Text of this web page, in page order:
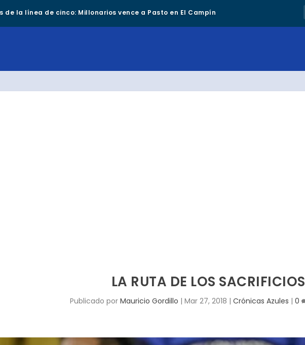
de la línea de cinco: Millonarios vence a Pasto en El Campín
LA RUTA DE LOS SACRIFICIOS
Publicado por Mauricio Gordillo | Mar 27, 2018 | Crónicas Azules | 0